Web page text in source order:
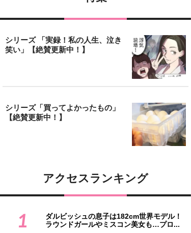
シリーズ 「実録！私の人生、泣き
笑い」【絶賛更新中！】
シリーズ「買ってよかったもの」
【絶賛更新中！】
アクセスランキング
1
ダルビッシュの息子は182cm世界モデル！
ラウンドガールやミスコン美女も…プロ...